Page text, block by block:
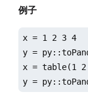
例子
x = 1 2 3 4
y =
x = table(1
y =